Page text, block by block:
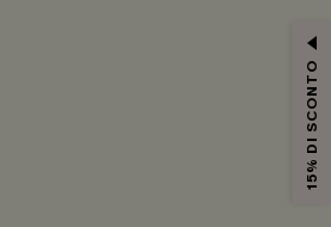
15% DI SCONTO